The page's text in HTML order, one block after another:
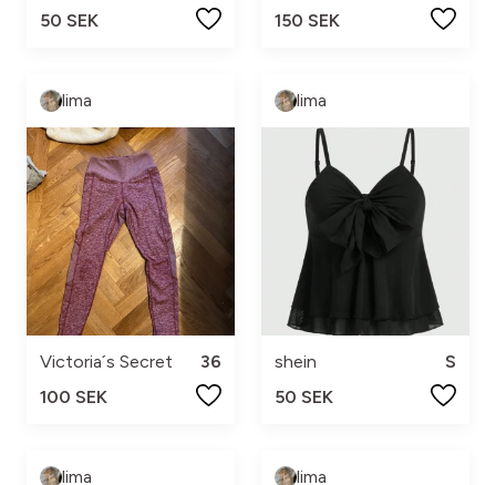
50 SEK
150 SEK
lima
Victoria´s Secret
36
100 SEK
lima
shein
S
50 SEK
lima lima